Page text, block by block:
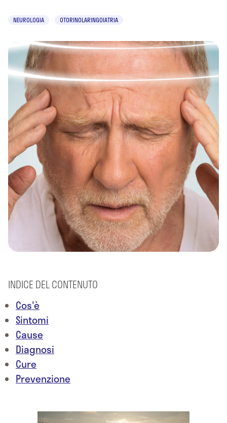
NEUROLOGIA OTORINOLARINGOIATRIA
INDICE DEL CONTENUTO
Cos'è
Sintomi
Cause
Diagnosi
Cure
Prevenzione